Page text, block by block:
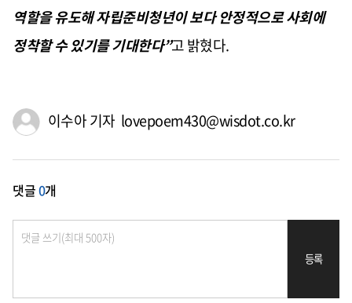
역할을 유도해 자립준비청년이 보다 안정적으로 사회에
정착할 수 있기를 기대한다”고 밝혔다.
이수아 기자 lovepoem430@wisdot.co.kr
댓글0개
등록